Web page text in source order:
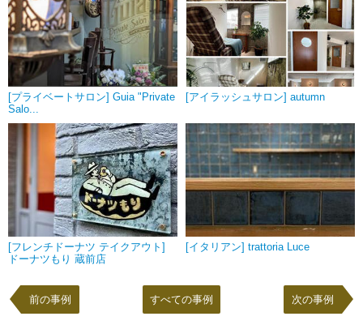
[プライベートサロン] Guia "Private
Salo...
[アイラッシュサロン] autumn
[フレンチドーナツ テイクアウト]
ドーナツもり 蔵前店
[イタリアン] trattoria Luce
前の事例 次の事例
すべての事例